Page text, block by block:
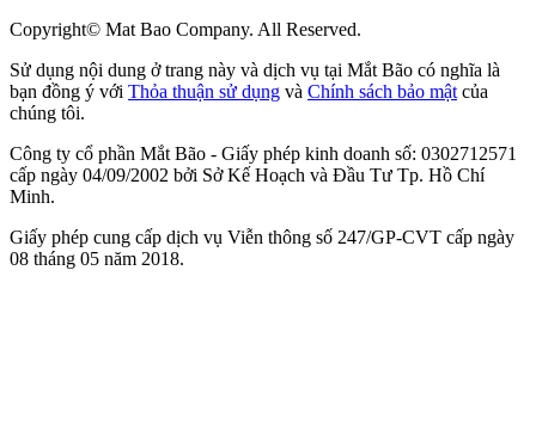
Copyright© Mat Bao Company. All Reserved.
Sử dụng nội dung ở trang này và dịch vụ tại Mắt Bão có nghĩa là
bạn đồng ý với Thỏa thuận sử dụng và Chính sách bảo mật của
chúng tôi.
Công ty cổ phần Mắt Bão - Giấy phép kinh doanh số: 0302712571
cấp ngày 04/09/2002 bởi Sở Kế Hoạch và Đầu Tư Tp. Hồ Chí
Minh.
Giấy phép cung cấp dịch vụ Viễn thông số 247/GP-CVT cấp ngày
08 tháng 05 năm 2018.